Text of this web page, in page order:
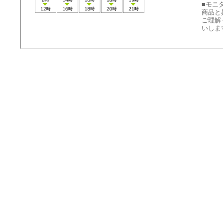
■モニ
商品と
ご理解
いしま